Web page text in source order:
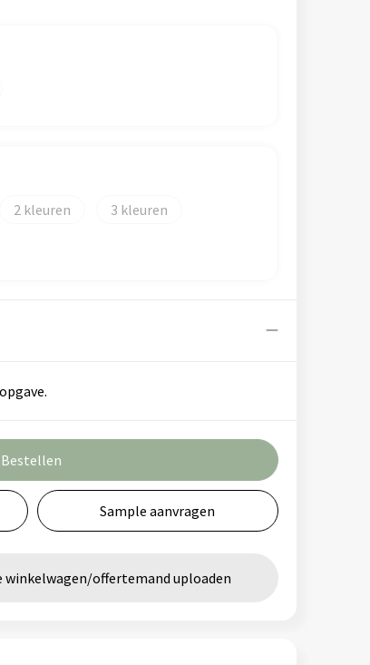
2
3
Bestellen
Sample aanvragen
winkelwagen/offertemand uploaden